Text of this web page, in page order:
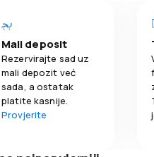
Mali deposit
Rezervirajte sad uz
mali depozit već
sada, a ostatak
platite kasnije.
Provjerite